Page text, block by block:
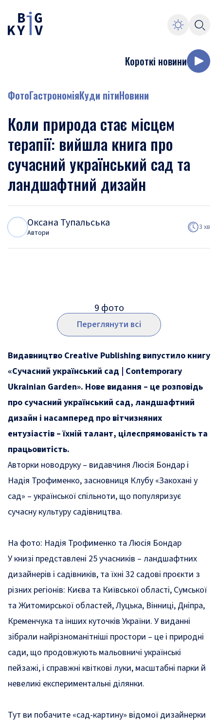
Короткі новини
ФотоГастрономіяКуди пітиНовини
Коли природа стає місцем
терапії: вийшла книга про
сучасний український сад та
ландшафтний дизайн
Оксана Тупальська
Автори
3 хв
9 фото
Переглянути всі
Видавництво Creative Publishing випустило книгу
«Сучасний український сад | Contemporary
Ukrainian Garden». Нове видання – це розповідь
про сучасний український сад, ландшафтний
дизайн і насамперед про вітчизняних
ентузіастів – їхній талант, цілеспрямованість та
працьовитість.
Авторки новодруку – видавчиня Люсія Бондар і
Надія Трофименко, засновниця Клубу «Закохані у
сад» – української спільноти, що популяризує
сучасну культуру садівництва.
На фото: Надія Трофименко та Люсія Бондар
У книзі представлені 25 учасників – ландшафтних
дизайнерів і садівників, та їхні 32 садові проєкти з
різних регіонів: Києва та Київської області, Сумської
та Житомирської областей, Луцька, Вінниці, Дніпра,
Кременчука та інших куточків України. У виданні
зібрали найрізноманітніші простори – це і природні
сади, що продовжують мальовничі українські
пейзажі, і справжні квіткові луки, масштабні парки й
невеликі експериментальні ділянки.
Тут ви побачите «сад-картину» відомої дизайнерки